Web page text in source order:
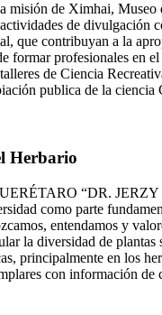
misión de Ximhai, Museo
de divulgación
que contribuyan a la
formar profesionales en
de Ciencia
publica de la ciencia
Herbario
“DR.
como parte
entendamos y
la diversidad de plantas
principalmente en los
con información de